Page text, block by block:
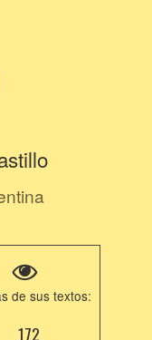
de sus textos:
172